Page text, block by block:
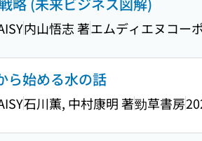
内山悟志 著エムディエヌコー
ら始める水の話
石川薫, 中村康明 著勁草書房